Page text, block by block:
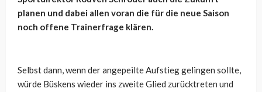
planen und dabei allen voran die für die neue Saison
noch offene Trainerfrage klären.
Selbst dann, wenn der angepeilte Aufstieg gelingen sollte,
würde Büskens wieder ins zweite Glied zurücktreten und